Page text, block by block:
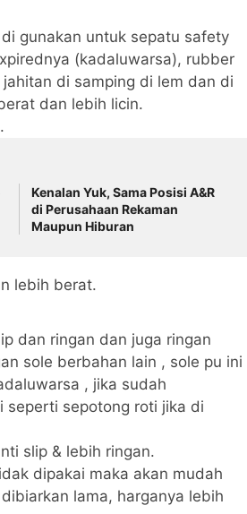
gunakan untuk sepatu safety
(kadaluwarsa), rubber
di samping di lem dan di
dan lebih licin.
Kenalan Yuk, Sama Posisi A&R
di Perusahaan Rekaman
Maupun Hiburan
lebih berat.
dan ringan dan juga ringan
sole berbahan lain , sole pu ini
, jika sudah
seperti sepotong roti jika di
slip & lebih ringan.
dipakai maka akan mudah
lama, harganya lebih